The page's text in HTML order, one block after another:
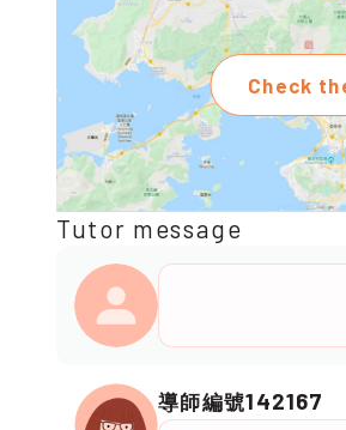
Check
Tutor message
導師編號142167